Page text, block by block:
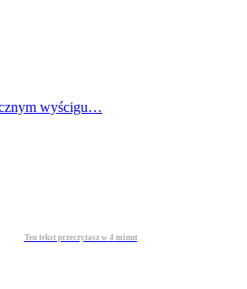
wyścigu…
Ten tekst przeczytasz w 4 minut